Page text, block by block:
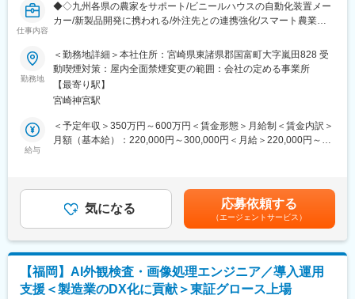
仕事内容
◆◇九州各県の農家をサポート/ビニールハウスの自動化装置メー
カー/新製品開発に携われる/外注先との連携強化/スマート農業の
■おすすめPOINT ＼農業の未来を支える技術開発に携わるチャン
ス！／
・農業生産者向けに労働力の省力化や作物の収量アップ・品質向
上に役立つ商品を提供し、九州各県の農家をサポートする当社
で、新製品開発や既存製品の改良に携わることができます◎
・スマート農業（ICT、ネットワークとの融合）を推進し、クラウ
ーズに進める役割を担い、業務の平準化と生産性・商品品質の向
上に貢献していただきます。
や仕様検討を行います。
・農業生産者向けに労働力の省力化や作物の収量アップ・品質向
上に役立つ商品を提供します◎
勤務地
＜勤務地詳細＞本社住所：宮崎県東諸県郡国富町大字嵐田828 受
動喫煙対策：屋内全面禁煙変更の範囲：会社の定める事業所
【最寄り駅】
宮崎神宮駅
給与
＜予定年収＞350万円～600万円＜賃金形態＞月給制＜賃金内訳＞
月額（基本給）：220,000円～300,000円＜月給＞220,000円～
の金額であり、選考を通じて上下する可能性があります。月給(月
額)は固定手当を含めた表記です。
気になる 応募依頼する
（エージェントサービス）
【福岡】AI外観検査・画像処理エンジニア／導入運用
支援＜製造業のDX化に貢献＞東証グロース上場